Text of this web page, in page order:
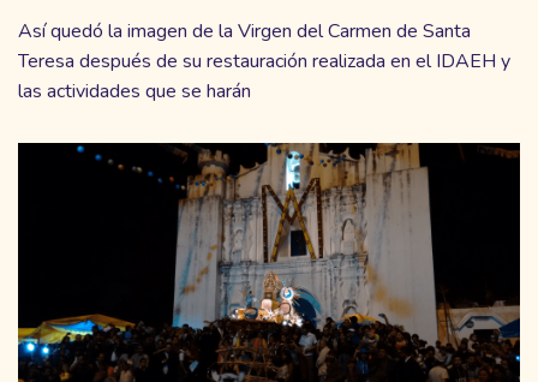
Así quedó la imagen de la Virgen del Carmen de Santa
Teresa después de su restauración realizada en el IDAEH y
las actividades que se harán